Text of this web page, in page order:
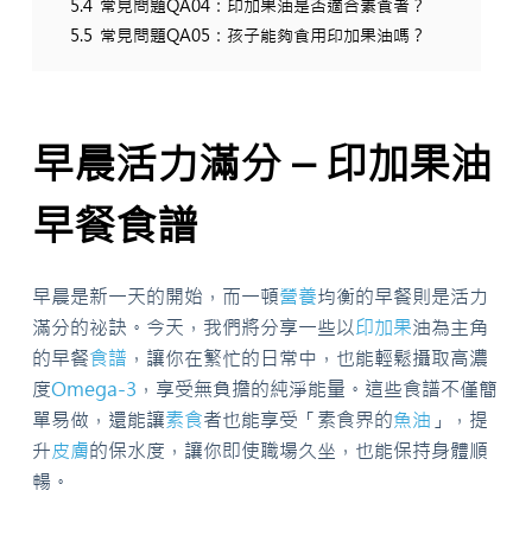
5.4 常見問題QA04：印加果油是否適合素食者？
5.5 常見問題QA05：孩子能夠食用印加果油嗎？
早晨活力滿分 – 印加果油
早餐食譜
早晨是新一天的開始，而一頓營養均衡的早餐則是活力
滿分的祕訣。今天，我們將分享一些以 印加果油為主角
的早餐食譜 ，讓你在繁忙的日常中，也能輕鬆攝取高濃
度Omega-3 ，享受無負擔的純淨能量。這些食譜不僅簡
單易做，還能讓素食者也能享受「素食界的魚油 」，提
升皮膚的保水度，讓你即使職場久坐，也能保持身體順
暢。